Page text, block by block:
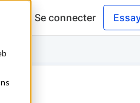
Se connecter